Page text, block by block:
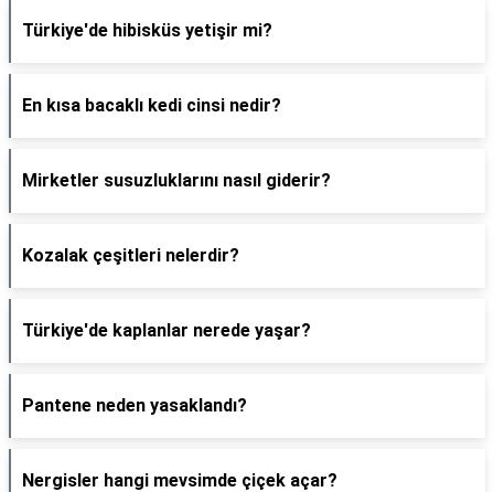
Türkiye'de hibisküs yetişir mi?
En kısa bacaklı kedi cinsi nedir?
Mirketler susuzluklarını nasıl giderir?
Kozalak çeşitleri nelerdir?
Türkiye'de kaplanlar nerede yaşar?
Pantene neden yasaklandı?
Nergisler hangi mevsimde çiçek açar?